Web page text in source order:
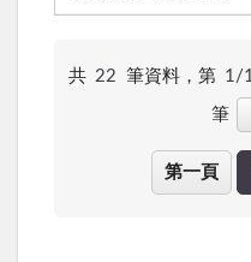
共 22 筆資料，第 1/1
筆
第一頁